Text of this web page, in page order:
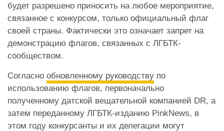
будет разрешено приносить на любое мероприятие,
связанное с конкурсом, только официальный флаг
своей страны. Фактически это означает запрет на
демонстрацию флагов, связанных с ЛГБТК-
сообществом.
Согласно обновленному руководству по
использованию флагов, первоначально
полученному датской вещательной компанией DR, а
затем переданному ЛГБТК-изданию PinkNews, в
этом году конкурсанты и их делегации могут